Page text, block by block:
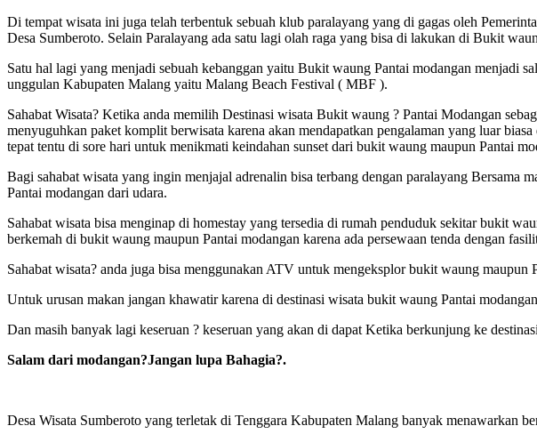
Di tempat wisata ini juga telah terbentuk sebuah klub paralayang yang di gagas oleh
Desa Sumberoto. Selain Paralayang ada satu lagi olah raga yang bisa di lakukan di Bukit
Satu hal lagi yang menjadi sebuah kebanggan yaitu Bukit waung Pantai modangan menjadi
unggulan Kabupaten Malang yaitu Malang Beach Festival ( MBF ).
Sahabat Wisata? Ketika anda memilih Destinasi wisata Bukit waung ? Pantai Modangan
menyuguhkan paket komplit berwisata karena akan mendapatkan pengalaman yang luar
tepat tentu di sore hari untuk menikmati keindahan sunset dari bukit waung maupun Pantai
Bagi sahabat wisata yang ingin menjajal adrenalin bisa terbang dengan paralayang
Pantai modangan dari udara.
Sahabat wisata bisa menginap di homestay yang tersedia di rumah penduduk sekitar bukit
berkemah di bukit waung maupun Pantai modangan karena ada persewaan tenda dengan
Sahabat wisata? anda juga bisa menggunakan ATV untuk mengeksplor bukit waung maupun
Untuk urusan makan jangan khawatir karena di destinasi wisata bukit waung Pantai
Dan masih banyak lagi keseruan ? keseruan yang akan di dapat Ketika berkunjung ke
Salam dari modangan?Jangan lupa Bahagia?.
Desa Wisata Sumberoto yang terletak di Tenggara Kabupaten Malang banyak menawarkan